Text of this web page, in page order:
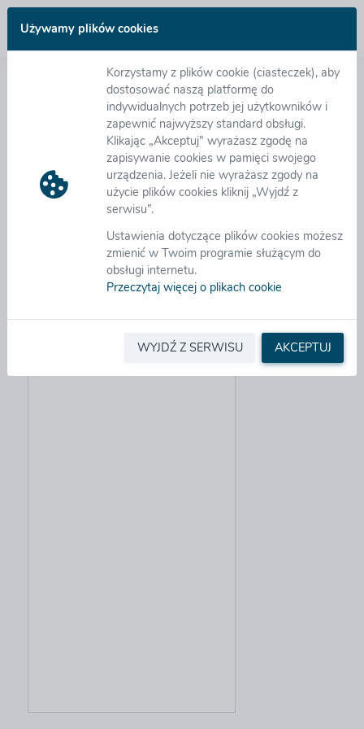
Używamy plików cookies
Korzystamy z plików cookie (ciasteczek), aby
dostosować naszą platformę do
indywidualnych potrzeb jej użytkowników i
zapewnić najwyższy standard obsługi.
Klikając „Akceptuj” wyrażasz zgodę na
zapisywanie cookies w pamięci swojego
urządzenia. Jeżeli nie wyrażasz zgody na
użycie plików cookies kliknij „Wyjdź z
serwisu”.
Ustawienia dotyczące plików cookies możesz
zmienić w Twoim programie służącym do
obsługi internetu.
Przeczytaj więcej o plikach cookie
WYJDŹ Z SERWISU AKCEPTUJ
Pomoc - Inne instrukcje
Instrukcja obsługi platformy eB2B
Dokumenty wewnętrzne
Uwagi odnośnie arkuszy programu Excel
Import danych